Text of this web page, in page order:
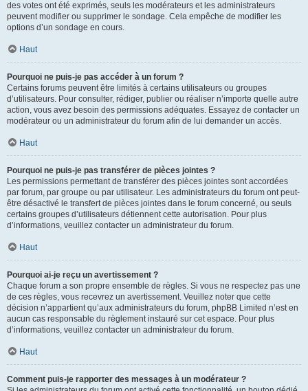
des votes ont été exprimés, seuls les modérateurs et les administrateurs
peuvent modifier ou supprimer le sondage. Cela empêche de modifier les
options d’un sondage en cours.
Haut
Pourquoi ne puis-je pas accéder à un forum ?
Certains forums peuvent être limités à certains utilisateurs ou groupes
d’utilisateurs. Pour consulter, rédiger, publier ou réaliser n’importe quelle autre
action, vous avez besoin des permissions adéquates. Essayez de contacter un
modérateur ou un administrateur du forum afin de lui demander un accès.
Haut
Pourquoi ne puis-je pas transférer de pièces jointes ?
Les permissions permettant de transférer des pièces jointes sont accordées
par forum, par groupe ou par utilisateur. Les administrateurs du forum ont peut-
être désactivé le transfert de pièces jointes dans le forum concerné, ou seuls
certains groupes d’utilisateurs détiennent cette autorisation. Pour plus
d’informations, veuillez contacter un administrateur du forum.
Haut
Pourquoi ai-je reçu un avertissement ?
Chaque forum a son propre ensemble de règles. Si vous ne respectez pas une
de ces règles, vous recevrez un avertissement. Veuillez noter que cette
décision n’appartient qu’aux administrateurs du forum, phpBB Limited n’est en
aucun cas responsable du règlement instauré sur cet espace. Pour plus
d’informations, veuillez contacter un administrateur du forum.
Haut
Comment puis-je rapporter des messages à un modérateur ?